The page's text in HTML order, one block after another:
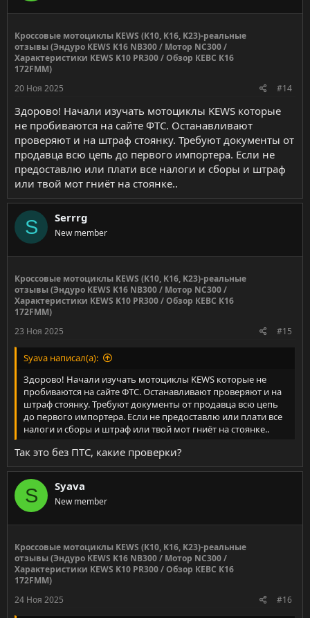
Кроссовые мотоциклы KEWS (K10, K16, K23)-реальные
отзывы (Эндуро KEWS K16 NB300 / Мотор NC300 /
Характеристики KEWS K10 PR300 / Обзор КЕВС К16
172FMM)
20 Ноя 2025
#14
Здорово! Начали изучать мотоциклы KEWS которые
не пробиваются на сайте ФТС. Останавливают
проверяют и на штраф стоянку. Требуют документы от
продавца всю цепь до первого импортера. Если не
предоставлю или плати все налоги и сборы и штраф
или твой мот гниёт на стоянке..
S Serrrg
New member
Кроссовые мотоциклы KEWS (K10, K16, K23)-реальные
отзывы (Эндуро KEWS K16 NB300 / Мотор NC300 /
Характеристики KEWS K10 PR300 / Обзор КЕВС К16
172FMM)
23 Ноя 2025
#15
Syava написал(а):
Здорово! Начали изучать мотоциклы KEWS которые не
пробиваются на сайте ФТС. Останавливают проверяют и на
штраф стоянку. Требуют документы от продавца всю цепь
до первого импортера. Если не предоставлю или плати все
налоги и сборы и штраф или твой мот гниёт на стоянке..
Так это без ПТС, какие проверки?
S Syava
New member
Кроссовые мотоциклы KEWS (K10, K16, K23)-реальные
отзывы (Эндуро KEWS K16 NB300 / Мотор NC300 /
Характеристики KEWS K10 PR300 / Обзор КЕВС К16
172FMM)
24 Ноя 2025
#16